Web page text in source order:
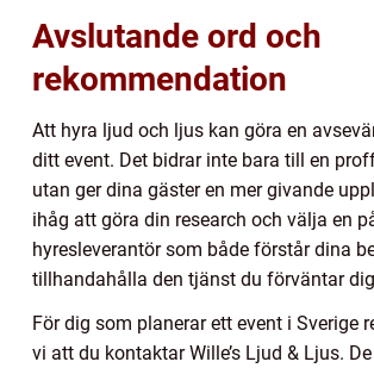
Avslutande ord och
rekommendation
Att hyra ljud och ljus kan göra en
ditt event. Det bidrar inte bara till en
utan ger dina gäster en mer givande
ihåg att göra din research och välja en
hyresleverantör som både förstår dina
tillhandahålla den tjänst du förväntar
För dig som planerar ett event i Sverige
vi att du kontaktar Wille’s Ljud & Ljus.